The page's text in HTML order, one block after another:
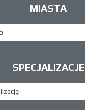
MIASTA
SPECJALIZACJE